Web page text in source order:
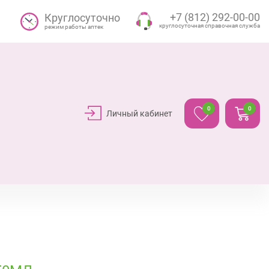
Круглосуточно
режим работы аптек
+7 (812) 292-00-00
круглосуточная справочная служба
Личный кабинет
0 0